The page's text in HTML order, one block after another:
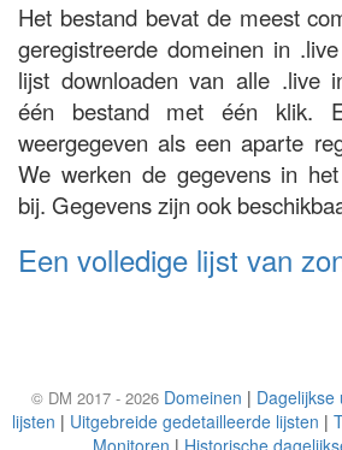
Het bestand bevat de meest
geregistreerde domeinen in
lijst downloaden van alle .live
één bestand met één klik.
weergegeven als een aparte
We werken de gegevens in
bij. Gegevens zijn ook
Een volledige lijst van
© DM 2017 - 2026 Domeinen | Dagelijkse
lijsten | Uitgebreide gedetailleerde lijsten |
Monitoren | Historische